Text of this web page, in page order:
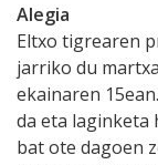
Alegia
Eltxo tigrearen
jarriko du
ekainaren
da eta
bat ote dagoen